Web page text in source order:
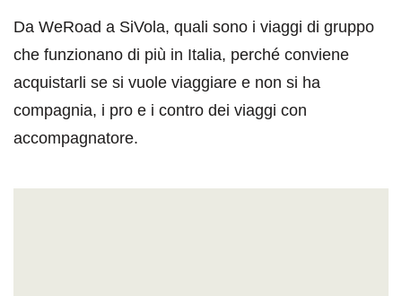
Da WeRoad a SiVola, quali sono i viaggi di gruppo
che funzionano di più in Italia, perché conviene
acquistarli se si vuole viaggiare e non si ha
compagnia, i pro e i contro dei viaggi con
accompagnatore.